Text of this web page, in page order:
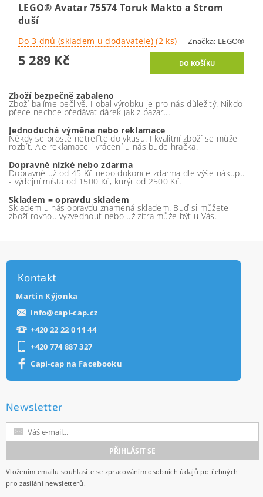
LEGO® Avatar 75574 Toruk Makto a Strom
duší
Do 3 dnů (skladem u dodavatele)(2 ks) Značka: LEGO®
5 289 Kč
Zboží bezpečně zabaleno
Zboží balíme pečlivě. I obal výrobku je pro nás důležitý. Nikdo
přece nechce předávat dárek jak z bazaru.
Jednoduchá výměna nebo reklamace
Někdy se prostě netrefíte do vkusu. I kvalitní zboží se může
rozbít. Ale reklamace i vrácení u nás bude hračka.
Dopravné nízké nebo zdarma
Dopravné už od 45 Kč nebo dokonce zdarma dle výše nákupu
- výdejní místa od 1500 Kč, kurýr od 2500 Kč.
Skladem = opravdu skladem
Skladem u nás opravdu znamená skladem. Buď si můžete
zboží rovnou vyzvednout nebo už zítra může být u Vás.
Kontakt
Martin Kýjonka
info@capi-cap.cz
+420 22 22 0 11 44
+420 774 887 327
Capi-cap na Facebooku
Newsletter
Vložením emailu souhlasíte se zpracováním osobních údajů potřebných
pro zasílání newsletterů.